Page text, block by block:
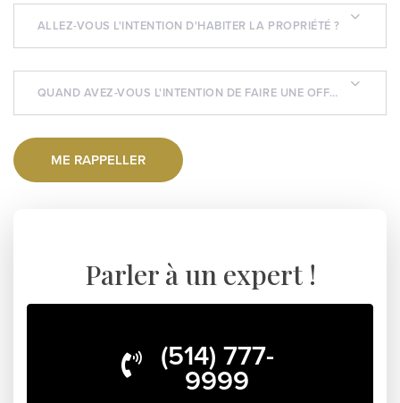
ALLEZ-VOUS L'INTENTION D'HABITER LA PROPRIÉTÉ ?
QUAND AVEZ-VOUS L'INTENTION DE FAIRE UNE OFFRE D'ACHAT
Parler à un expert !
(514) 777-
9999